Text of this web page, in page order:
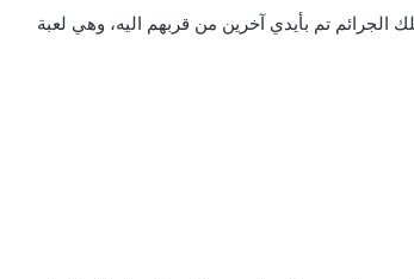
تم بأيدي آخرين من قربهم اليه، وهي لعبة